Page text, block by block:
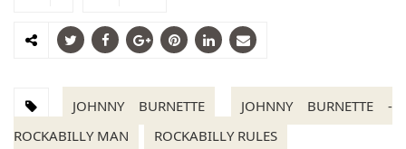
JOHNNY BURNETTE
JOHNNY BURNETTE -
ROCKABILLY MAN
ROCKABILLY RULES